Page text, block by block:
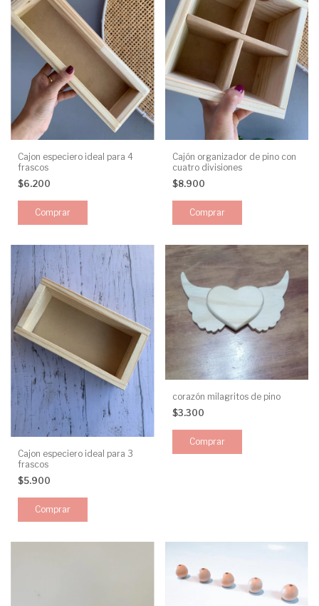
Cajon especiero ideal para 4
frascos
$6.200
Cajón organizador de pino con
cuatro divisiones
$8.900
Cajon especiero ideal para 3
frascos
$5.900
corazón milagritos de pino
$3.300